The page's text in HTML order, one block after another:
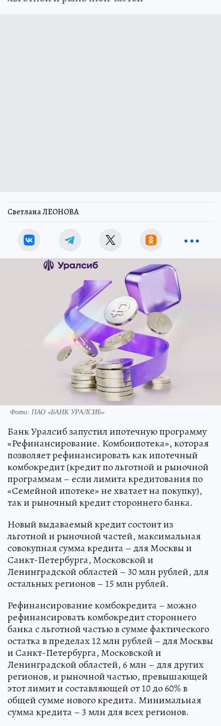
Светлана ЛЕОНОВА
Фото: ПАО «БАНК УРАЛСИБ»
Банк Уралсиб запустил ипотечную программу
«Рефинансирование. Комбоипотека», которая
позволяет рефинансировать как ипотечный
комбокредит (кредит по льготной и рыночной
программам – если лимита кредитования по
«Семейной ипотеке» не хватает на покупку),
так и рыночный кредит стороннего банка.
Новый выдаваемый кредит состоит из
льготной и рыночной частей, максимальная
совокупная сумма кредита – для Москвы и
Санкт-Петербурга, Московской и
Ленинградской областей – 30 млн рублей, для
остальных регионов – 15 млн рублей.
Рефинансирование комбокредита – можно
рефинансировать комбокредит стороннего
банка с льготной частью в сумме фактического
остатка в пределах 12 млн рублей – для Москвы
и Санкт-Петербурга, Московской и
Ленинградской областей, 6 млн – для других
регионов, и рыночной частью, превышающей
этот лимит и составляющей от 10 до 60% в
общей сумме нового кредита. Минимальная
сумма кредита – 3 млн для всех регионов.